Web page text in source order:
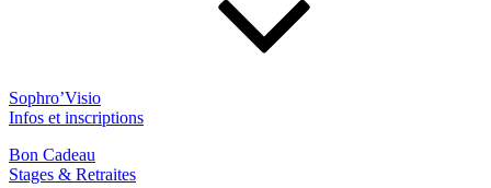
Sophro’Visio
Infos et inscriptions
Bon Cadeau
Stages & Retraites